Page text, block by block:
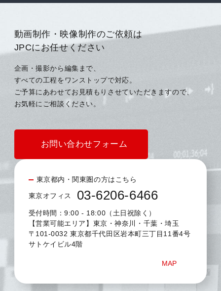
動画制作・映像制作のご依頼は
JPCにお任せください
企画・撮影から編集まで、
すべての工程をワンストップで対応。
ご予算にあわせてお見積もりさせていただきますので、
お気軽にご相談ください。
お問い合わせフォーム
東京都内・関東圏の方はこちら
東京オフィス 03-6206-6466
受付時間：9:00 - 18:00（土日祝除く）
【営業可能エリア】東京・神奈川・千葉・埼玉
〒101-0032 東京都千代田区岩本町三丁目11番4号
サトケイビル4階
MAP